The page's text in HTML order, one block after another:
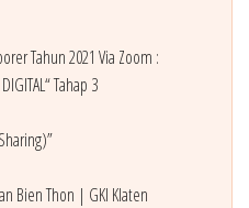
Tahun 2021 Via Zoom :
Tahap 3
Bien Thon | GKI Klaten